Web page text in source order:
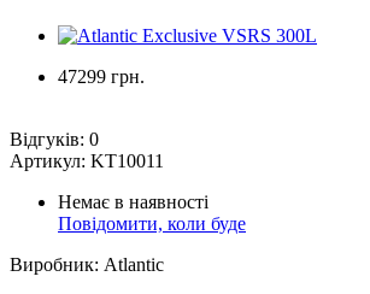
47299 грн.
Відгуків: 0
Артикул: KT10011
Немає в наявності
Повідомити, коли буде
Виробник: Atlantic